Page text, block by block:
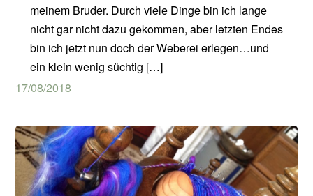
meinem Bruder. Durch viele Dinge bin ich lange
nicht gar nicht dazu gekommen, aber letzten Endes
bin ich jetzt nun doch der Weberei erlegen…und
ein klein wenig süchtig […]
17/08/2018